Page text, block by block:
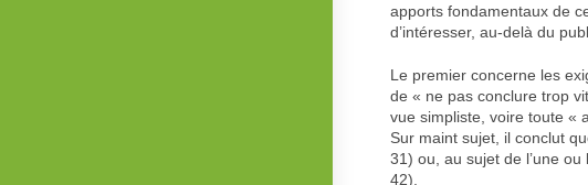
apports fondamentaux de
d’intéresser, au-delà du
Le premier concerne les
de « ne pas conclure trop
vue simpliste, voire toute «
Sur maint sujet, il conclut
31) ou, au sujet de l’une
42).